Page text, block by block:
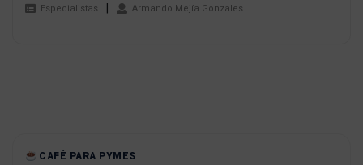
Especialistas Armando Mejía Gonzales
CAFÉ PARA PYMES